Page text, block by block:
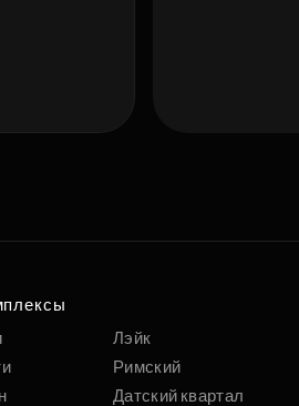
Лэйк
Римский
Датский квартал